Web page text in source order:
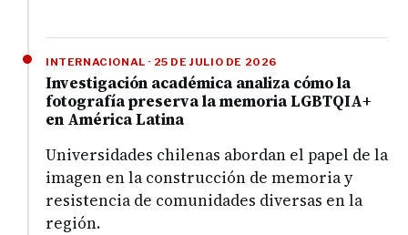
INTERNACIONAL · 25 DE JULIO DE 2026
Investigación académica analiza cómo la
fotografía preserva la memoria LGBTQIA+
en América Latina
Universidades chilenas abordan el papel de la
imagen en la construcción de memoria y
resistencia de comunidades diversas en la
región.